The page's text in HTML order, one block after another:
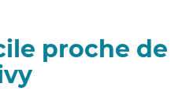
proche de